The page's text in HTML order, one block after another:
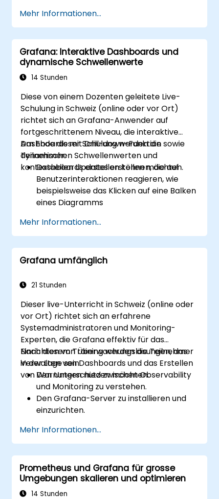
Mehr Informationen...
Grafana: Interaktive Dashboards und
dynamische Schwellenwerte
14 Stunden
Diese von einem Dozenten geleitete Live-
Schulung in Schweiz (online oder vor Ort)
richtet sich an Grafana-Anwender auf
fortgeschrittenem Niveau, die interaktive
Dashboards mit Drill-down-Funktion sowie
dynamischen Schwellenwerten und
kontextuellen Updates erstellen möchten.
Am Ende dieser Schulung werden die
Teilnehmer:
Dashboards erstellen können, die auf
Benutzerinteraktionen reagieren, wie
beispielsweise das Klicken auf eine Balken
eines Diagramms
implementieren können, die direkt am Ort
aktualisiert werden (ohne neue
Registerkarten)
Tortendiagramme und detaillierte Panels
können
können, die auf Benutzereingaben und
Echtzeitdaten reagieren
Mehr Informationen...
Grafana umfänglich
21 Stunden
Dieser live-Unterricht in Schweiz (online oder
vor Ort) richtet sich an erfahrene
Systemadministratoren und Monitoring-
Experten, die Grafana effektiv für das
Einrichten von Überwachungslösungen, das
Verwalten von Dashboards und das Erstellen
von Warnungen nutzen möchten.
Nach diesem Training werden die Teilnehmer
in der Lage sein:
Den Unterschied zwischen Observability
und Monitoring zu verstehen.
Den Grafana-Server zu installieren und
einzurichten.
Prometheus, InfluxDB und ElasticSearch
zu konfigurieren und anzuschließen.
Dashboards und Diagramme zu erstellen,
zu verwalten und anzupassen.
Variablen und Abfragen für dynamische
Dashboards zu nutzen.
Mehr Informationen...
Prometheus und Grafana für grosse
Umgebungen skalieren und optimieren
14 Stunden